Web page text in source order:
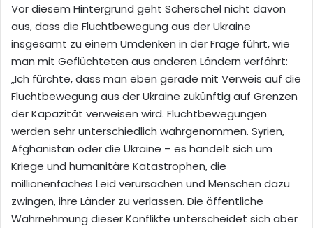
Vor diesem Hintergrund geht Scherschel nicht davon
aus, dass die Fluchtbewegung aus der Ukraine
insgesamt zu einem Umdenken in der Frage führt, wie
man mit Geflüchteten aus anderen Ländern verfährt:
„Ich fürchte, dass man eben gerade mit Verweis auf die
Fluchtbewegung aus der Ukraine zukünftig auf Grenzen
der Kapazität verweisen wird. Fluchtbewegungen
werden sehr unterschiedlich wahrgenommen. Syrien,
Afghanistan oder die Ukraine – es handelt sich um
Kriege und humanitäre Katastrophen, die
millionenfaches Leid verursachen und Menschen dazu
zwingen, ihre Länder zu verlassen. Die öffentliche
Wahrnehmung dieser Konflikte unterscheidet sich aber